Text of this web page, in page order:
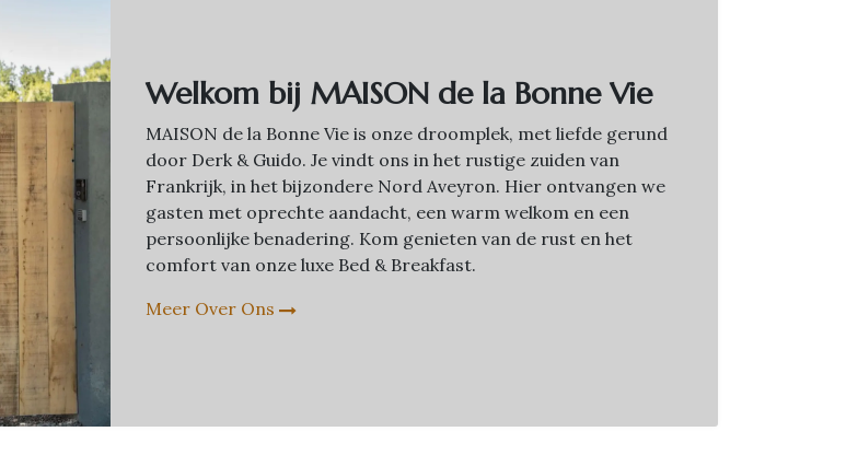
Welkom bij MAISON de la Bonne Vie
MAISON de la Bonne Vie is onze droomplek, met liefde gerund
door Derk & Guido. Je vindt ons in het rustige zuiden van
Frankrijk, in het bijzondere Nord Aveyron. Hier ontvangen we
gasten met oprechte aandacht, een warm welkom en een
persoonlijke benadering. Kom genieten van de rust en het
comfort van onze luxe Bed & Breakfast.
Meer Over Ons